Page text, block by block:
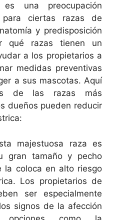
una preocupación
para ciertas razas de
y predisposición
qué razas tienen un
a los propietarios a
medidas preventivas
a sus mascotas. Aquí
de las razas más
dueños pueden reducir
majestuosa raza es
gran tamaño y pecho
la coloca en alto riesgo
Los propietarios de
ser especialmente
signos de la afección